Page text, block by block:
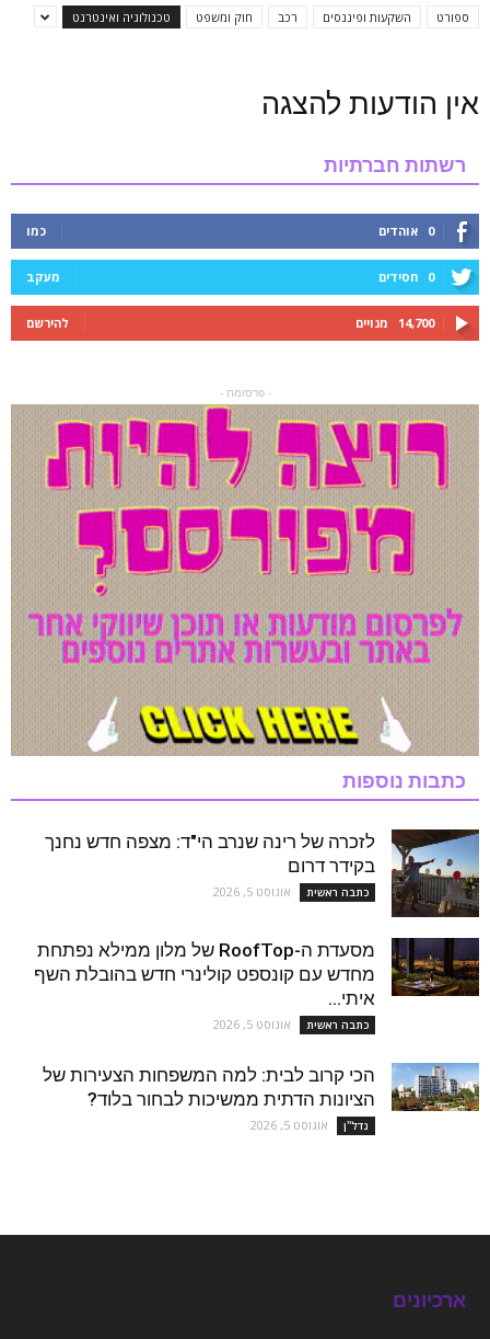
ספורט השקעות ופיננסים רכב חוק ומשפט טכנולוגיה ואינטרנט
אין הודעות להצגה
רשתות חברתיות
0 אוהדים כמו
0 חסידים מעקב
14,700 מנויים להירשם
- פרסומת -
כתבות נוספות
לזכרה של רינה שנרב הי"ד: מצפה חדש נחנך
בקידר דרום
כתבה ראשית אוגוסט 5, 2026
מסעדת ה-RoofTop של מלון ממילא נפתחת
מחדש עם קונספט קולינרי חדש בהובלת השף
איתי...
כתבה ראשית אוגוסט 5, 2026
הכי קרוב לבית: למה המשפחות הצעירות של
הציונות הדתית ממשיכות לבחור בלוד?
נדל''ן אוגוסט 5, 2026
ארכיונים